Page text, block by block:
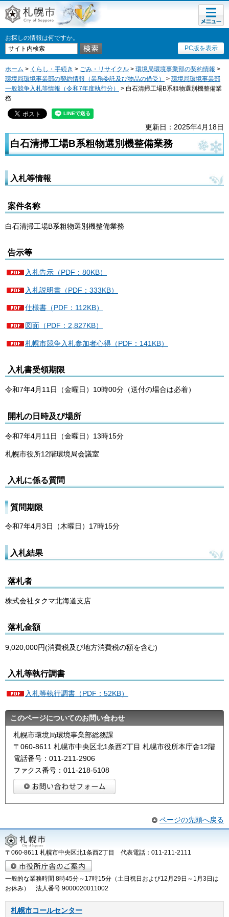
札幌市
お探しの情報は何ですか。
PC版を表示
メニュ
ー
ホーム > くらし・手続き > ごみ・リサイクル > 環境局環境事業部の契約情報 >
環境局環境事業部の契約情報（業務委託及び物品の借受）
> 環境局環境事業部
一般競争入札等情報（令和7年度執行分）
> 白石清掃工場B系粗物選別機整備業
務
更新日：2025年4月18日
白石清掃工場B系粗物選別機整備業務
入札等情報
案件名称
白石清掃工場B系粗物選別機整備業務
告示等
入札告示（PDF：80KB）
入札説明書（PDF：333KB）
仕様書（PDF：112KB）
図面（PDF：2,827KB）
札幌市競争入札参加者心得（PDF：141KB）
入札書受領期限
令和7年4月11日（金曜日）10時00分（送付の場合は必着）
開札の日時及び場所
令和7年4月11日（金曜日）13時15分
札幌市役所12階環境局会議室
入札に係る質問
質問期限
令和7年4月3日（木曜日）17時15分
入札結果
落札者
株式会社タクマ北海道支店
落札金額
9,020,000円(消費税及び地方消費税の額を含む)
入札等執行調書
入札等執行調書（PDF：52KB）
このページについてのお問い合わせ
札幌市環境局環境事業部総務課
〒060-8611 札幌市中央区北1条西2丁目 札幌市役所本庁舎12階
電話番号：011-211-2906
ファクス番号：011-218-5108
ページの先頭へ戻る
〒060-8611 札幌市中央区北1条西2丁目 代表電話：011-211-2111
一般的な業務時間 8時45分～17時15分（土日祝日および12月29日～1月3日は
お休み） 法人番号 9000020011002
札幌市コールセンター